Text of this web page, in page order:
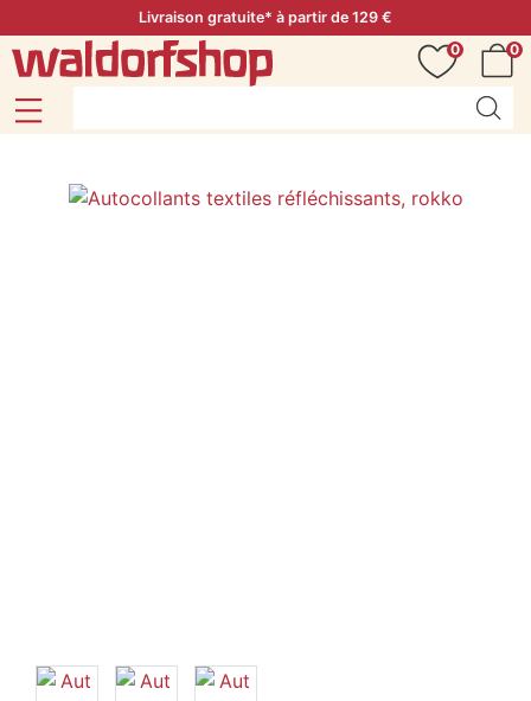
Livraison gratuite* à partir de 129 €
0
0